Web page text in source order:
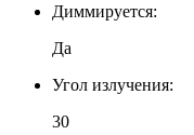
Диммируется:
Да
Угол излучения:
30